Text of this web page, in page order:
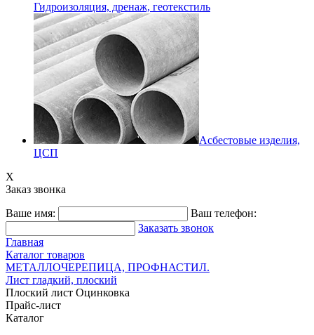
Гидроизоляция, дренаж, геотекстиль
Асбестовые изделия,
ЦСП
X
Заказ звонка
Ваше имя:
Ваш телефон:
Заказать звонок
Главная
Каталог товаров
МЕТАЛЛОЧЕРЕПИЦА, ПРОФНАСТИЛ.
Лист гладкий, плоский
Плоский лист Оцинковка
Прайс-лист
Каталог